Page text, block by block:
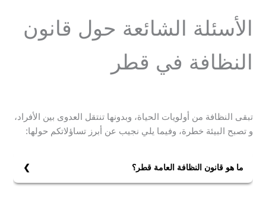
الأسئلة الشائعة حول قانون
النظافة في قطر
تبقى النظافة من أولويات الحياة، وبدونها تنتقل العدوى بين الأفراد،
و تصبح البيئة خطرة، وفيما يلي نجيب عن أبرز تساؤلاتكم حولها:
ما هو قانون النظافة العامة قطر؟